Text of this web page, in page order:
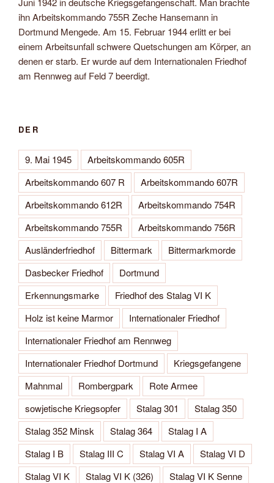
ihn Arbeitskommando 755R Zeche Hansemann in
Dortmund Mengede. Am 15. Februar 1944 erlitt er bei
einem Arbeitsunfall schwere Quetschungen am Körper, an
denen er starb. Er wurde auf dem Internationalen Friedhof
am Rennweg auf Feld 7 beerdigt.
DER
9. Mai 1945
Arbeitskommando 605R
Arbeitskommando 607 R
Arbeitskommando 607R
Arbeitskommando 612R
Arbeitskommando 754R
Arbeitskommando 755R
Arbeitskommando 756R
Ausländerfriedhof
Bittermark
Bittermarkmorde
Dasbecker Friedhof
Dortmund
Erkennungsmarke
Friedhof des Stalag VI K
Holz ist keine Marmor
Internationaler Friedhof
Internationaler Friedhof am Rennweg
Internationaler Friedhof Dortmund
Kriegsgefangene
Mahnmal
Rombergpark
Rote Armee
sowjetische Kriegsopfer
Stalag 301
Stalag 350
Stalag 352 Minsk
Stalag 364
Stalag I A
Stalag I B
Stalag III C Stalag VI A
Stalag VI D
Stalag VI K
Stalag VI K (326)
Stalag VI K Senne